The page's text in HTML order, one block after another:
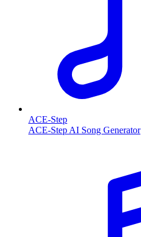
ACE-Step
ACE-Step AI Song Generator